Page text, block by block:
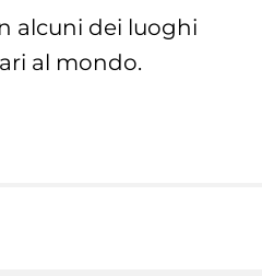
alcuni dei luoghi
al mondo.